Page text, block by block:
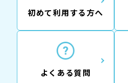
初めて利用する方へ
よくある質問